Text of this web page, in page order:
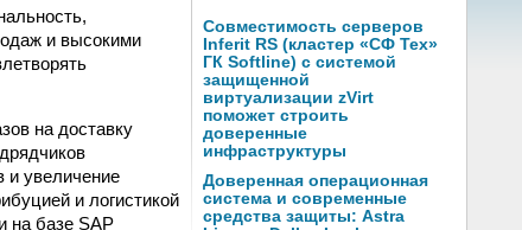
и высокими
на доставку
и увеличение
и логистикой
на базе SAP
Совместимость серверов
Inferit RS (кластер «СФ Тех»
ГК Softline) с системой
защищенной
виртуализации zVirt
поможет строить
доверенные
инфраструктуры
Доверенная операционная
система и современные
средства защиты: Astra